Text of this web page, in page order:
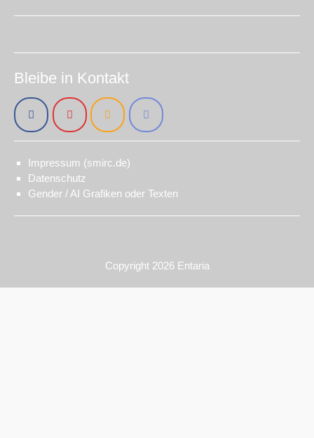
Bleibe in Kontakt
Impressum (smirc.de)
Datenschutz
Gender / AI Grafiken oder Texten
Copyright 2026 Entaria